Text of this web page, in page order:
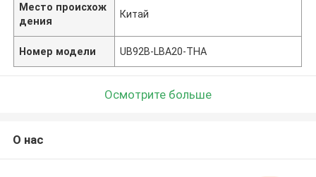
Место происхож
дения
Китай
Номер модели UB92B-LBA20-THA
Осмотрите больше
О нас